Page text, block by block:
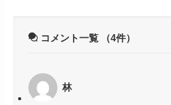
コメント一覧 （4件）
林